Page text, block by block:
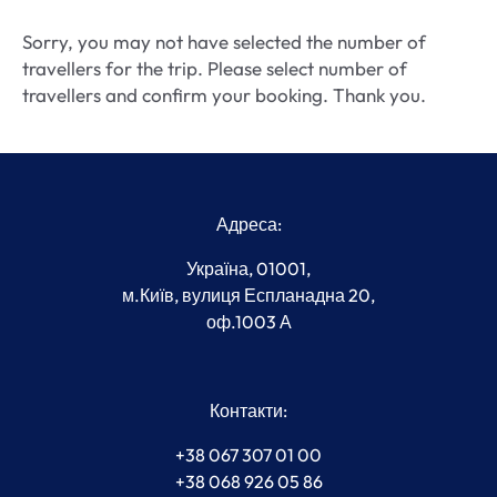
Sorry, you may not have selected the number of
travellers for the trip. Please select number of
travellers and confirm your booking. Thank you.
Адреса:
Україна, 01001,
м.Київ, вулиця Еспланадна 20,
оф.1003 А
Контакти:
+38 067 307 01 00
+38 068 926 05 86